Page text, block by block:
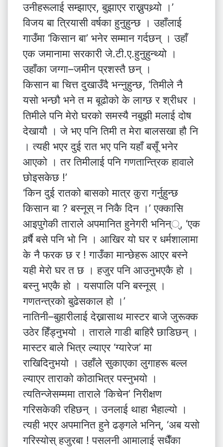
उनीहरूलाई सम्झाएर, बुझाएर राख्नुपथ्र्यो ।’
विजय बा त्रियासी वर्षका हुनुहुन्छ । उहाँलाई
गाउँमा ‘किसान बा’ भनेर सम्मान गर्दछन् । उहाँ
एक जमानामा सरकारी जे.टी.ए.हुनुहुन्थ्यो ।
उहाँका जग्गा–जमीन प्रशस्तै छन् ।
किसान बा चित्त दुखाउँदै भन्नुहुन्छ, ‘तिमीले नै
यसो भन्छौ भने त म बूढोको के लाग्छ र श्रीधर ।
तिमीले पनि मेरो घरको समस्यै नबुझी मलाई दोष
देखायौ । जे भए पनि तिमी त मेरा बालसखा हौ नि
। त्यही भएर दुई रात भए पनि यहाँ बसूँ भनेर
आएको । तर तिमीलाई पनि गणतान्त्रिक हावाले
छोइसकेछ !’
‘किन दुई रातको बासको मात्र कुरा गर्नुहुन्छ
किसान बा ? बस्नूस् न निकै दिन ।’ एक्कासि
आइपुगेकी ताराले अपमानित हुनेगरी भनिन््, ‘एक
वर्र्षै बसे पनि भो नि । आखिर यो घर र धर्मशालामा
के नै फरक छ र ! गाउँका मान्छेहरू आएर बस्ने
यही मेरो घर त छ । हजुर पनि आउनुभएकै हो ।
बस्नु भएकै हो । यसपालि पनि बस्नूस् ।
गणतन्त्रको बुढेसकाल हो ।’
नातिनी–बुहारीलाई देख्नासाथ मास्टर बाजे जुरूक्क
उठेर हिँड्नुभयो । ताराले गाडी बाहिरै छाडिछन् ।
मास्टर बाले भित्र ल्याएर ‘ग्यारेज’ मा
राखिदिनुभयो । उहाँले सुकाएका लुगाहरू बल्ल
ल्याएर ताराको कोठाभित्र पस्नुभयो ।
त्यतिन्जेसम्ममा ताराले ‘किचेन’ निरीक्षण
गरिसकेकी रहिछन् । उनलाई थाहा भैहाल्यो ।
त्यही भएर अपमानित हुने ढङ्गले भनिन्, ‘अब यसो
गरिस्योस् हजुरबा ! पसलनी आमालाई सधैँका